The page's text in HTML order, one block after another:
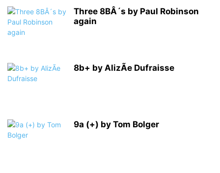
Three 8BÂ´s by Paul Robinson
again
8b+ by AlizÃe Dufraisse
9a (+) by Tom Bolger